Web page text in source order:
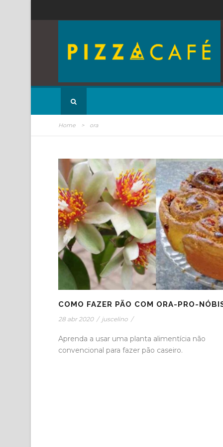
Home > ora
COMO FAZER PÃO COM ORA-PRO-
28 abr 2020 / juscelino /
Aprenda a usar uma planta alimentícia não
convencional para fazer pão caseiro.